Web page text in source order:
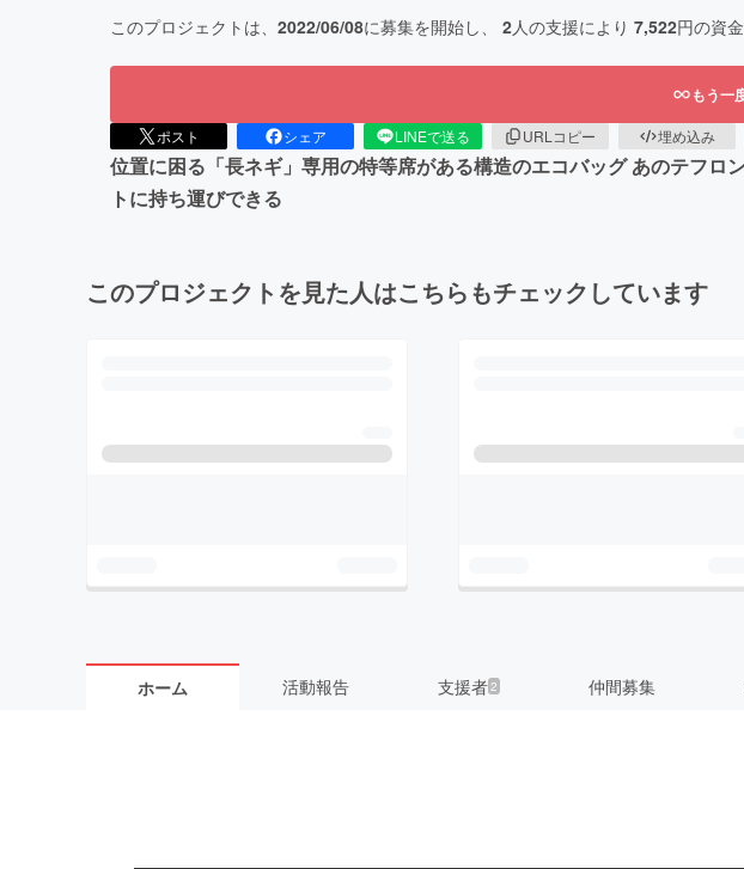
このプロジェクトは、 2022/06/08に募集を開始し、 2人の支援により 7,522円の資
もう一
ポスト シェア LINEで送る URLコピー 埋め込み
位置に困る「長ネギ」専用の特等席がある構造のエコバッグ あのテフ
トに持ち運びできる
このプロジェクトを見た人はこちらもチェックしています
ホーム 活動報告 支援者2 仲間募集